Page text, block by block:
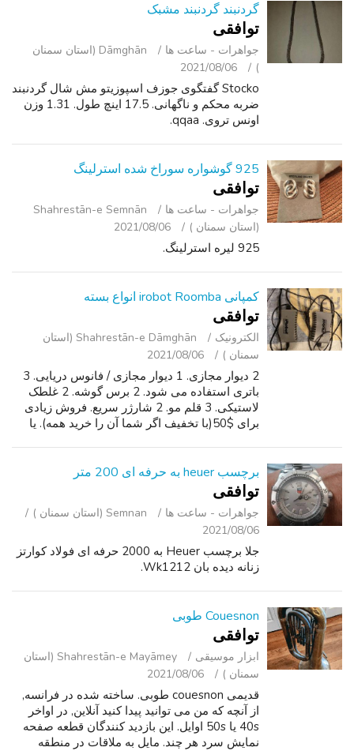
گردنبند گردنبند مشبک
توافقی
جواهرات - ساعت ‌ها
Dāmghān (استان سمنان
)
2021/08/06
Stocko گفتگوی جوزف اسپوزیتو مش شال گردنبند
ضربه محکم و ناگهانی. 17.5 اینچ طول. 1.31 وزن
اونس تروی. qqaa.
925 گوشواره سوراخ شده استرلینگ
توافقی
جواهرات - ساعت ‌ها
Shahrestān-e Semnān
(استان سمنان )
2021/08/06
925 لیره استرلینگ.
کمپانی irobot Roomba انواع بسته
توافقی
الکترونیک
Shahrestān-e Dāmghān (استان
سمنان )
2021/08/06
2 دیوار مجازی. 1 دیوار مجازی / فانوس دریایی. 3
باتری استفاده می شود. 2 برس گوشه. 2 غلطک
لاستیکی. 3 قلم مو. 2 شارژر سریع. فروش زیادی
برای $50(با تخفیف اگر شما آن را خرید همه). يا
برچسب heuer به حرفه ای 200 متر
توافقی
جواهرات - ساعت ‌ها
Semnan (استان سمنان )
2021/08/06
جلا برچسب Heuer به 2000 حرفه ای فولاد کوارتز
زنانه دیده بان Wk1212.
Couesnon طوبی
توافقی
ابزار موسیقی
Shahrestān-e Mayāmey (استان
سمنان )
2021/08/06
قدیمی couesnon طوبی. ساخته شده در فرانسه,
از آنچه که من می توانید پیدا کنید آنلاین, در اواخر
40s یا 50s اوایل. این بازدید کنندگان قطعه صفحه
نمایش سرد هر چند. مایل به ملاقات در منطقه